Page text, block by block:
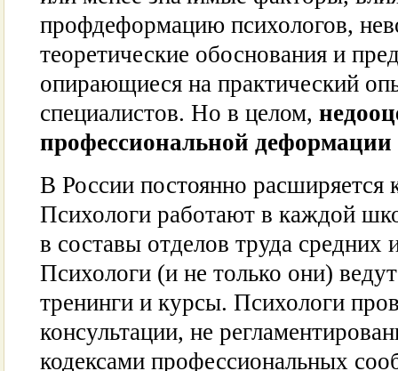
профдеформацию психологов,
теоретические обоснования и
опирающиеся на практический
специалистов. Но в целом,
профессиональной деформации
В России постоянно расширяется
Психологи работают в каждой
в составы отделов труда
Психологи (и не только они)
тренинги и курсы. Психологи
консультации, не
кодексами профессиональных